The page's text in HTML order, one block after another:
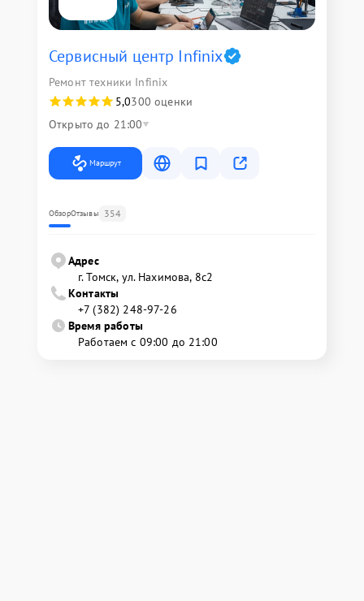
Сервисный центр Infinix
Ремонт техники Infinix
5,0300 оценки
Открыто до 21:00
Маршрут
ОбзорОтзывы 354
Адрес
г. Томск, ул. Нахимова, 8с2
Контакты
+7 (382) 248-97-26
Время работы
Работаем с 09:00 до 21:00